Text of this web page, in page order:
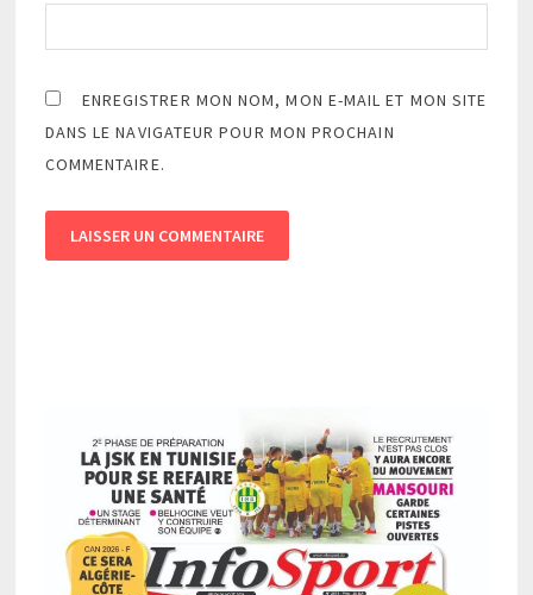
ENREGISTRER MON NOM, MON E-MAIL ET MON SITE
DANS LE NAVIGATEUR POUR MON PROCHAIN
COMMENTAIRE.